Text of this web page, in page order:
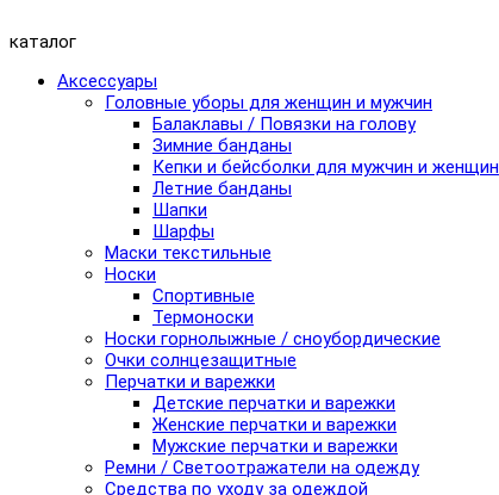
каталог
Аксессуары
Головные уборы для женщин и мужчин
Балаклавы / Повязки на голову
Зимние банданы
Кепки и бейсболки для мужчин и женщин
Летние банданы
Шапки
Шарфы
Маски текстильные
Носки
Спортивные
Термоноски
Носки горнолыжные / сноубордические
Очки солнцезащитные
Перчатки и варежки
Детские перчатки и варежки
Женские перчатки и варежки
Мужские перчатки и варежки
Ремни / Светоотражатели на одежду
Средства по уходу за одеждой